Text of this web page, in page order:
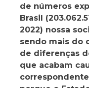
de números
Brasil
2022) nossa
sendo mais do
de diferenças
que acabam